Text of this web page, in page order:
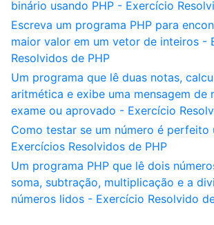
binário usando PHP - Exercício
Escreva um programa PHP para
maior valor em um vetor de inteiros -
Resolvidos de PHP
Um programa que lê duas notas,
aritmética e exibe uma mensagem de
exame ou aprovado - Exercício
Como testar se um número é perfeito
Exercícios Resolvidos de PHP
Um programa PHP que lê dois
soma, subtração, multiplicação e a
números lidos - Exercício Resolvido